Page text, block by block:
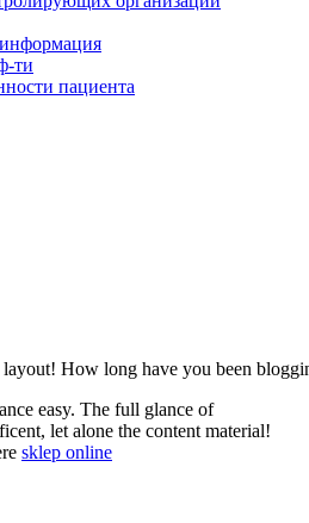
ти
пациента
How long have you been
easy. The full glance of
let alone the content material!
sklep online